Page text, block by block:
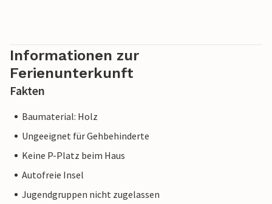
Informationen zur
Ferienunterkunft
Fakten
Baumaterial: Holz
Ungeeignet für Gehbehinderte
Keine P-Platz beim Haus
Autofreie Insel
Jugendgruppen nicht zugelassen